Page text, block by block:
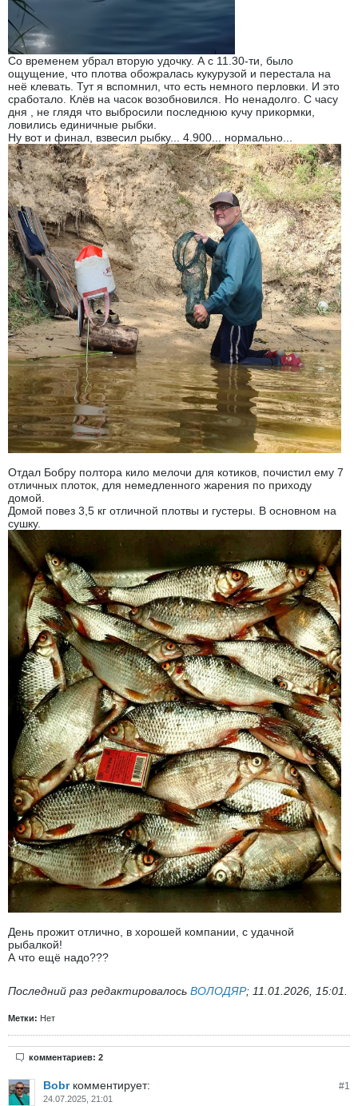
Со временем убрал вторую удочку. А с 11.30-ти, было
ощущение, что плотва обожралась кукурузой и перестала на
неё клевать. Тут я вспомнил, что есть немного перловки. И это
сработало. Клёв на часок возобновился. Но ненадолго. С часу
дня , не глядя что выбросили последнюю кучу прикормки,
ловились единичные рыбки.
Ну вот и финал, взвесил рыбку... 4.900... нормально...
Отдал Бобру полтора кило мелочи для котиков, почистил ему 7
отличных плоток, для немедленного жарения по приходу
домой.
Домой повез 3,5 кг отличной плотвы и густеры. В основном на
сушку.
День прожит отлично, в хорошей компании, с удачной
рыбалкой!
А что ещё надо???
Последний раз редактировалось ВОЛОДЯР; 11.01.2026, 15:01
Метки: Нет
комментариев: 2
#1
Bobr комментирует:
24.07.2025, 21:01